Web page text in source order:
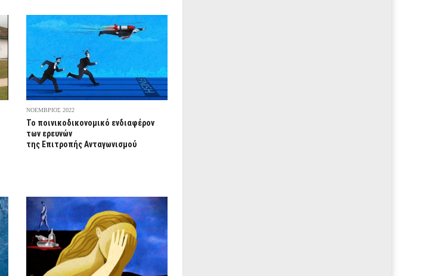
ΝΟΕΜΒΡΙΟΣ 2022
Το ποινικοδικονομικό ενδιαφέρον
των ερευνών
της Επιτροπής Ανταγωνισμού